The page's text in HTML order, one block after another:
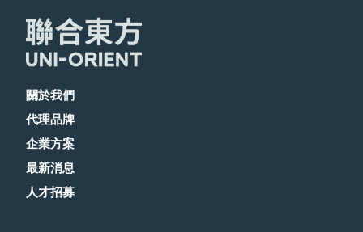
關於我們
代理品牌
企業方案
最新消息
人才招募